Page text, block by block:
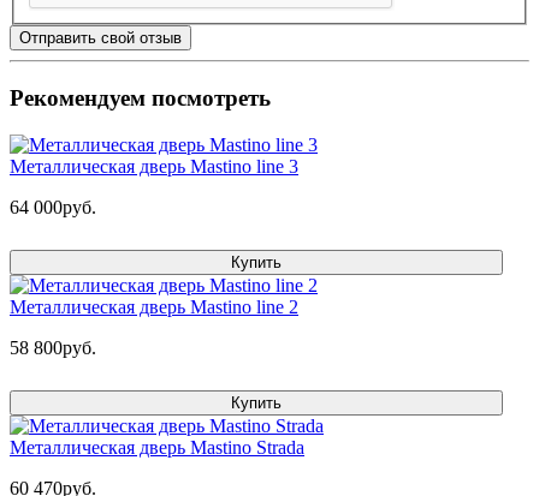
Отправить свой отзыв
Рекомендуем посмотреть
Металлическая дверь Mastino line 3
64 000руб.
Купить
Металлическая дверь Mastino line 2
58 800руб.
Купить
Металлическая дверь Mastino Strada
60 470руб.